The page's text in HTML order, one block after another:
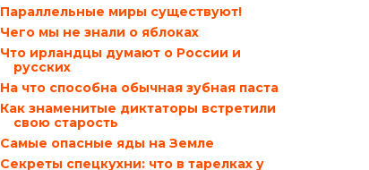
Параллельные миры существуют!
Чего мы не знали о яблоках
Что ирландцы думают о России и
русских
На что способна обычная зубная паста
Как знаменитые диктаторы встретили
свою старость
Самые опасные яды на Земле
Секреты спецкухни: что в тарелках у